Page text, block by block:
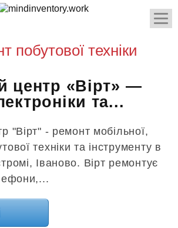
побутової техніки
центр «Вірт» —
та...
"Вірт" - ремонт мобільної,
техніки та інструменту в
Іваново. Вірт ремонтує